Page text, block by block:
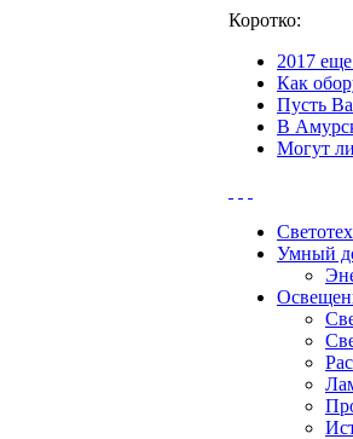
Коротко:
2017
Как
Пусть
В
Могут
Умный